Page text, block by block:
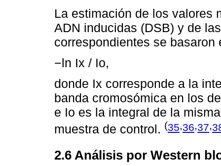
La estimación de los valores
ADN inducidas (DSB) y de
correspondientes se
−ln Ix / Io,
donde Ix corresponde a la
banda cromosómica en los
e Io es la integral de la
muestra de control. (35,36,37,
2.6 Análisis por Western